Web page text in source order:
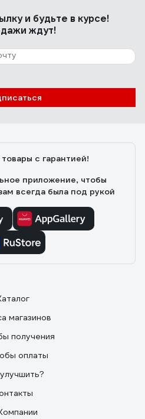
и будьте в курсе!
ждут!
с гарантией!
приложение, чтобы
всегда была под рукой
магазинов
получения
оплаты